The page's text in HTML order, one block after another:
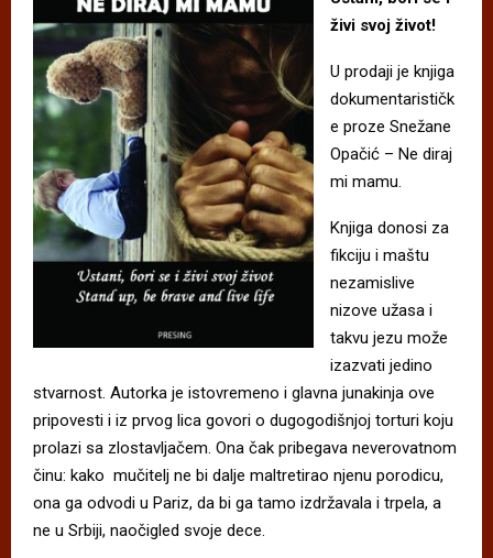
živi svoj život!
U prodaji je knjiga
dokumentarističk
e proze Snežane
Opačić – Ne diraj
mi mamu.
Knjiga donosi za
fikciju i maštu
nezamislive
nizove užasa i
takvu jezu može
izazvati jedino
stvarnost. Autorka je istovremeno i glavna junakinja ove
pripovesti i iz prvog lica govori o dugogodišnjoj torturi koju
prolazi sa zlostavljačem. Ona čak pribegava neverovatnom
činu: kako mučitelj ne bi dalje maltretirao njenu porodicu,
ona ga odvodi u Pariz, da bi ga tamo izdržavala i trpela, a
ne u Srbiji, naočigled svoje dece.